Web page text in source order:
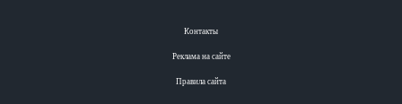
Контакты
Реклама на сайте
Правила сайта